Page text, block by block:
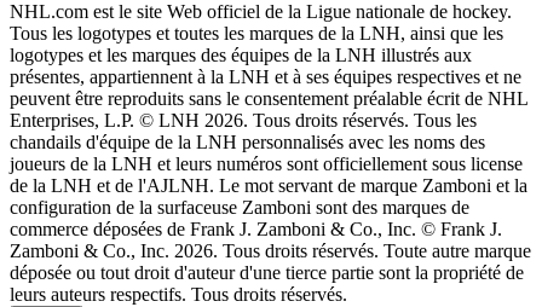
NHL.com est le site Web officiel de la Ligue nationale de hockey.
Tous les logotypes et toutes les marques de la LNH, ainsi que les
logotypes et les marques des équipes de la LNH illustrés aux
présentes, appartiennent à la LNH et à ses équipes respectives et ne
peuvent être reproduits sans le consentement préalable écrit de NHL
Enterprises, L.P. © LNH 2026. Tous droits réservés. Tous les
chandails d'équipe de la LNH personnalisés avec les noms des
joueurs de la LNH et leurs numéros sont officiellement sous license
de la LNH et de l'AJLNH. Le mot servant de marque Zamboni et la
configuration de la surfaceuse Zamboni sont des marques de
commerce déposées de Frank J. Zamboni & Co., Inc. © Frank J.
Zamboni & Co., Inc. 2026. Tous droits réservés. Toute autre marque
déposée ou tout droit d'auteur d'une tierce partie sont la propriété de
leurs auteurs respectifs. Tous droits réservés.